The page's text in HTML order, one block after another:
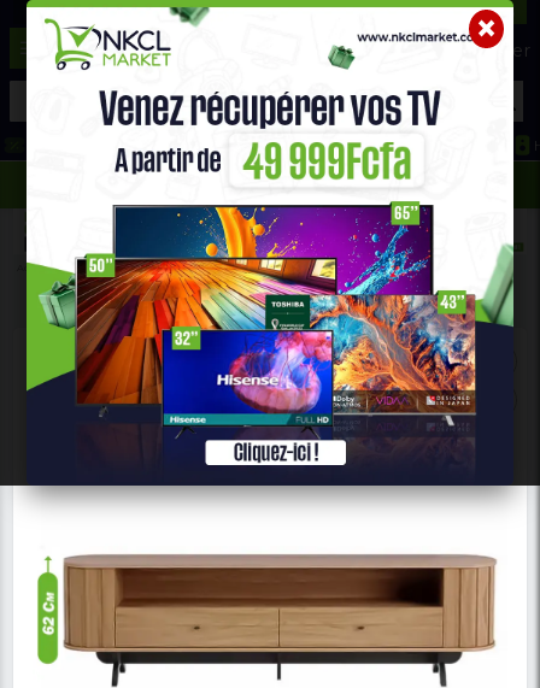
☰ Aide ?
Promo Congélateur Telephone Hightech
693 71 25 25 652 36 21 34
Maison & Bureau MEUBLE TV